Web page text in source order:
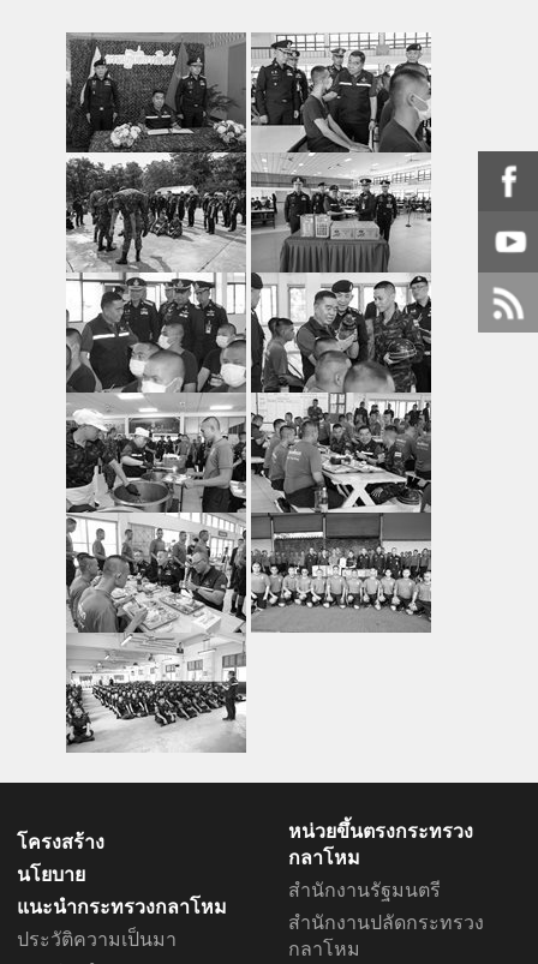
โครงสร้าง
นโยบาย
แนะนำกระทรวงกลาโหม
ประวัติความเป็นมา
หน่วยขึ้นตรงกระทรวง
กลาโหม
สำนักงานรัฐมนตรี
สำนักงานปลัดกระทรวง
กลาโหม